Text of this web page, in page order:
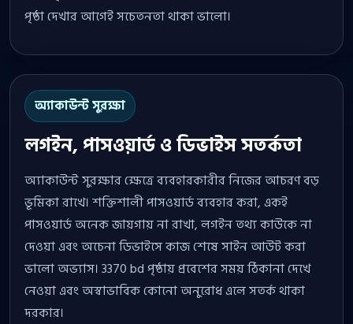
পৃষ্ঠা দেখার আগেই সচেতনতা থাকা ভালো।
অ্যাকাউন্ট সুরক্ষা
লগইন, পাসওয়ার্ড ও ডিভাইস সতর্কতা
অ্যাকাউন্ট সুরক্ষার ক্ষেত্রে ব্যবহারকারীর নিজের আচরণ বড়
ভূমিকা রাখে। শক্তিশালী পাসওয়ার্ড ব্যবহার করা, একই
পাসওয়ার্ড অনেক জায়গায় না রাখা, লগইন তথ্য কাউকে না
দেওয়া এবং অচেনা ডিভাইসে কাজ শেষে সাইন আউট করা
ভালো অভ্যাস। 3370 bd পৃষ্ঠায় প্রবেশের সময় ঠিকানা দেখে
নেওয়া এবং অস্বাভাবিক কোনো অনুরোধ এলে সতর্ক থাকা
দরকার।